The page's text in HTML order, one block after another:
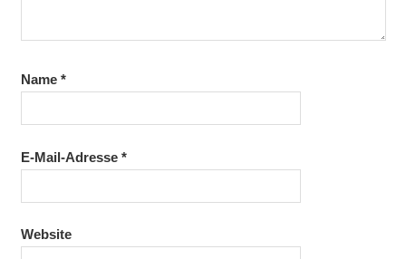
Name *
E-Mail-Adresse *
Website